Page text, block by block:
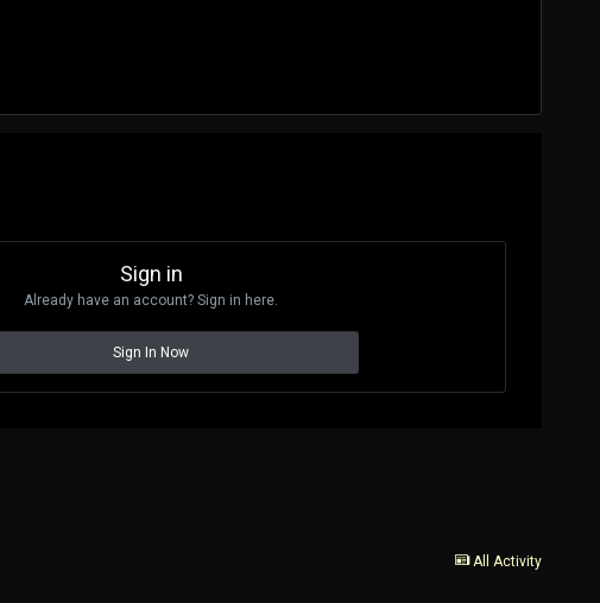
Sign in
Already have an account? Sign in here.
Sign In Now
All Activity